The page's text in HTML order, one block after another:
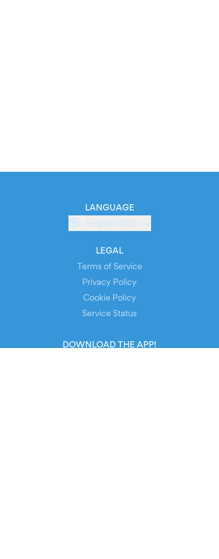
LANGUAGE
English (GB)
LEGAL
Terms of Service
Privacy Policy
Cookie Policy
Service Status
DOWNLOAD THE APP!